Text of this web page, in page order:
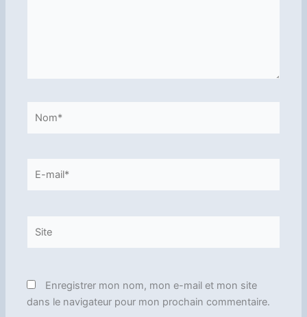
Enregistrer mon nom, mon e-mail et mon site
dans le navigateur pour mon prochain commentaire.